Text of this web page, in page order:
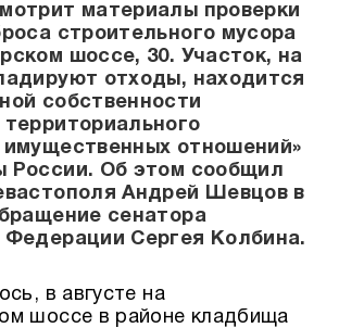
материалы проверки
строительного мусора
шоссе, 30. Участок, на
отходы, находится
собственности
имущественных отношений»
России. Об этом сообщил
Андрей Шевцов в
сенатора
Федерации Сергея Колбина.
в августе на
шоссе в районе кладбища